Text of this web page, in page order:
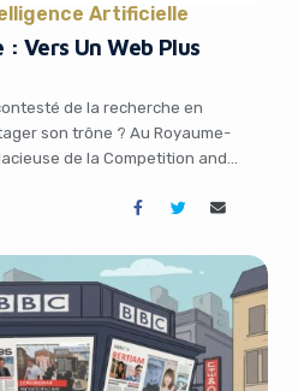
Artificielle
Vers Un Web Plus
de la recherche en
son trône ? Au Royaume-
de la Competition and
les moteurs de recherche.
l’idée […]
off Ad-Blocker